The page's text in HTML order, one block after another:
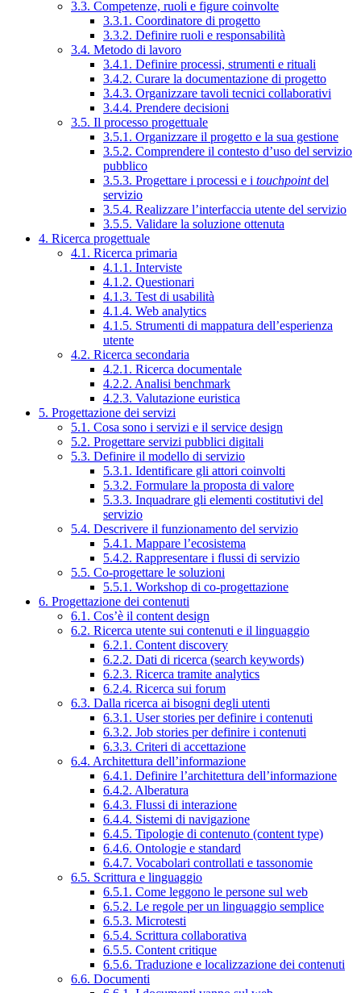
3.3. Competenze, ruoli e figure coinvolte
3.3.1. Coordinatore di progetto
3.3.2. Definire ruoli e responsabilità
3.4. Metodo di lavoro
3.4.1. Definire processi, strumenti e rituali
3.4.2. Curare la documentazione di progetto
3.4.3. Organizzare tavoli tecnici collaborativi
3.4.4. Prendere decisioni
3.5. Il processo progettuale
3.5.1. Organizzare il progetto e la sua gestione
3.5.2. Comprendere il contesto d’uso del servizio
pubblico
3.5.3. Progettare i processi e i touchpointdel
servizio
3.5.4. Realizzare l’interfaccia utente del servizio
3.5.5. Validare la soluzione ottenuta
4. Ricerca progettuale
4.1. Ricerca primaria
4.1.1. Interviste
4.1.2. Questionari
4.1.3. Test di usabilità
4.1.4. Web analytics
4.1.5. Strumenti di mappatura dell’esperienza
utente
4.2. Ricerca secondaria
4.2.1. Ricerca documentale
4.2.2. Analisi benchmark
4.2.3. Valutazione euristica
5. Progettazione dei servizi
5.1. Cosa sono i servizi e il service design
5.2. Progettare servizi pubblici digitali
5.3. Definire il modello di servizio
5.3.1. Identificare gli attori coinvolti
5.3.2. Formulare la proposta di valore
5.3.3. Inquadrare gli elementi costitutivi del
servizio
5.4. Descrivere il funzionamento del servizio
5.4.1. Mappare l’ecosistema
5.4.2. Rappresentare i flussi di servizio
5.5. Co-progettare le soluzioni
5.5.1. Workshop di co-progettazione
6. Progettazione dei contenuti
6.1. Cos’è il content design
6.2. Ricerca utente sui contenuti e il linguaggio
6.2.1. Content discovery
6.2.2. Dati di ricerca (search keywords)
6.2.3. Ricerca tramite analytics
6.2.4. Ricerca sui forum
6.3. Dalla ricerca ai bisogni degli utenti
6.3.1. User stories per definire i contenuti
6.3.2. Job stories per definire i contenuti
6.3.3. Criteri di accettazione
6.4. Architettura dell’informazione
6.4.1. Definire l’architettura dell’informazione
6.4.2. Alberatura
6.4.3. Flussi di interazione
6.4.4. Sistemi di navigazione
6.4.5. Tipologie di contenuto (content type)
6.4.6. Ontologie e standard
6.4.7. Vocabolari controllati e tassonomie
6.5. Scrittura e linguaggio
6.5.1. Come leggono le persone sul web
6.5.2. Le regole per un linguaggio semplice
6.5.3. Microtesti
6.5.4. Scrittura collaborativa
6.5.5. Content critique
6.5.6. Traduzione e localizzazione dei contenuti
6.6. Documenti